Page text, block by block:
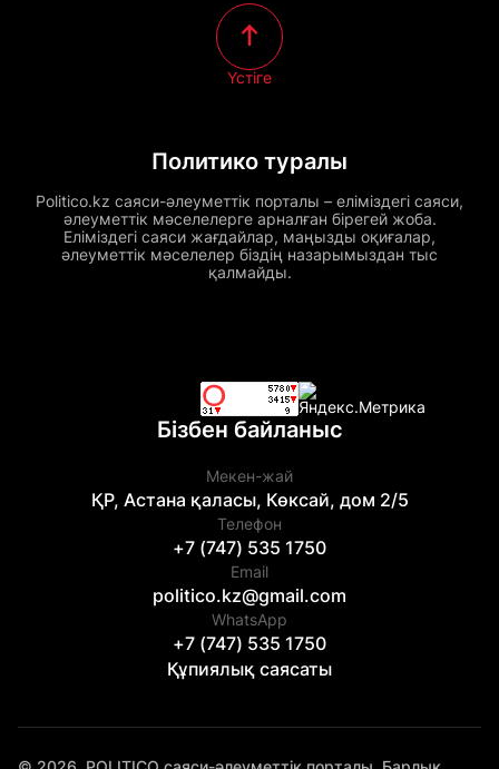
Политико туралы
Politico.kz саяси-әлеуметтік порталы – еліміздегі саяси,
әлеуметтік мәселелерге арналған бірегей жоба.
Еліміздегі саяси жағдайлар, маңызды оқиғалар,
әлеуметтік мәселелер біздің назарымыздан тыс
қалмайды.
Үстіге
Бізбен байланыс
Мекен-жай
ҚР, Астана қаласы, Көксай, дом 2/5
Телефон
+7 (747) 535 1750
Email
politico.kz@gmail.com
WhatsApp
+7 (747) 535 1750
Құпиялық саясаты